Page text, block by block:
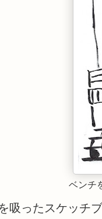
ベンチ
吸ったスケッチ